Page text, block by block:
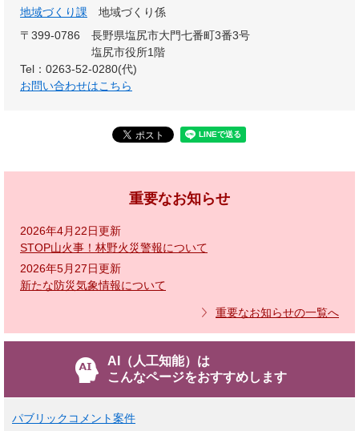
地域づくり課
地域づくり係
〒399-0786
長野県塩尻市大門七番町3番3号
塩尻市役所1階
Tel：0263-52-0280(代)
お問い合わせはこちら
重要なお知らせ
2026年4月22日更新
STOP山火事！林野火災警報について
2026年5月27日更新
新たな防災気象情報について
重要なお知らせの一覧へ
AI（人工知能）は
こんなページをおすすめします
パブリックコメント案件